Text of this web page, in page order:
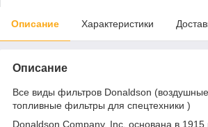
Описание Характеристики
Описание
Все виды фильтров Donaldson
топливные фильтры для спецтехники )
Donaldson Company, Inc. основана в 1915